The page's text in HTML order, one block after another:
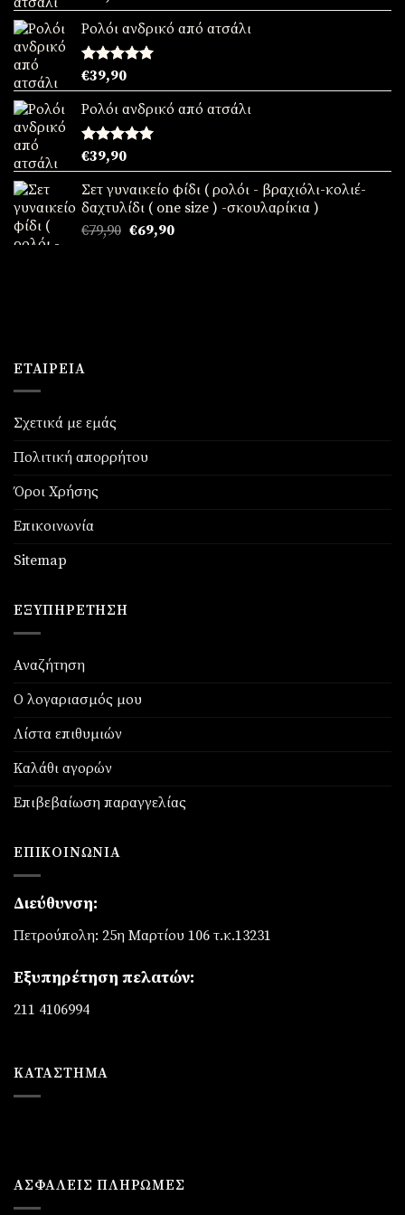
με5.00
από 5
Ρολόι ανδρικό από ατσάλι
Βαθμολογήθηκε
με5.00
από 5
€39,90
Ρολόι ανδρικό από ατσάλι
Βαθμολογήθηκε
με5.00
από 5
€39,90
Σετ γυναικείο φίδι ( ρολόι - βραχιόλι-κολιέ-
δαχτυλίδι ( one size ) -σκουλαρίκια )
€79,90 Original
€69,90Η
ΕΤΑΙΡΕΊΑ
Σχετικά με εμάς
Πολιτική απορρήτου
Όροι Χρήσης
Επικοινωνία
Sitemap
ΕΞΥΠΗΡΈΤΗΣΗ
Αναζήτηση
Ο λογαριασμός μου
Λίστα επιθυμιών
Καλάθι αγορών
Επιβεβαίωση παραγγελίας
ΕΠΙΚΟΙΝΩΝΊΑ
Διεύθυνση:
Πετρούπολη: 25η Μαρτίου 106 τ.κ.13231
Εξυπηρέτηση πελατών:
211 4106994
ΚΑΤΆΣΤΗΜΑ
ΑΣΦΑΛΕΙΣ ΠΛΗΡΩΜΕΣ